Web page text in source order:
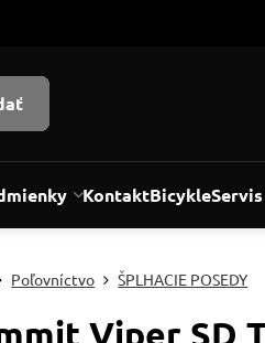
KontaktBicykle
Poľovníctvo ŠPLHACIE POSEDY
Viper SD